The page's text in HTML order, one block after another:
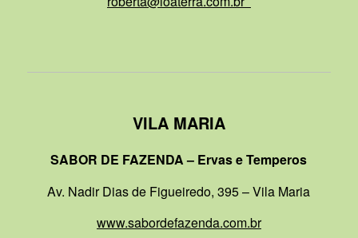
VILA MARIA
SABOR DE FAZENDA – Ervas e Temperos
Av. Nadir Dias de Figueiredo, 395 – Vila Maria
www.sabordefazenda.com.br